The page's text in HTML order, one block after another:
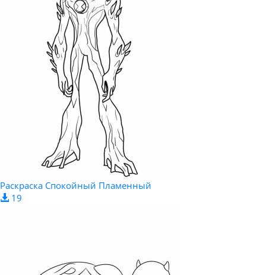
Раскраска Спокойный Пламенный
19